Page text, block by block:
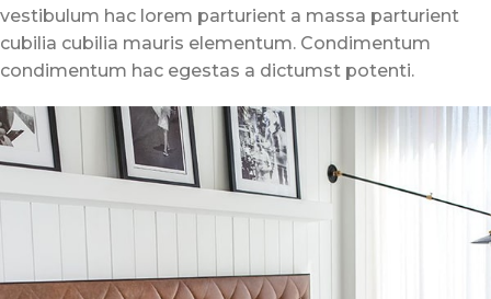
vestibulum hac lorem parturient a massa parturient
cubilia cubilia mauris elementum. Condimentum
condimentum hac egestas a dictumst potenti.